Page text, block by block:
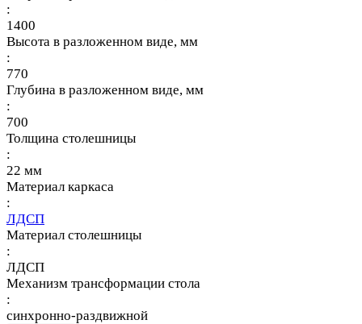
:
1400
Высота в разложенном виде, мм
:
770
Глубина в разложенном виде, мм
:
700
Толщина столешницы
:
22 мм
Материал каркаса
:
ЛДСП
Материал столешницы
:
ЛДСП
Механизм трансформации стола
:
синхронно-раздвижной